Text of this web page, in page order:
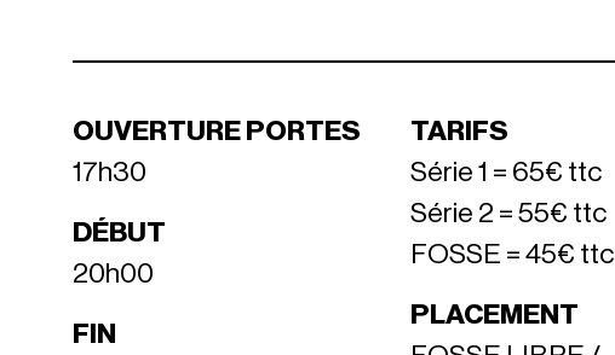
OUVERTURE PORTES
17h30
DÉBUT
20h00
FIN
TARIFS
Série 1 = 65€ ttc
Série 2 = 55€ ttc
FOSSE = 45€ ttc
PLACEMENT